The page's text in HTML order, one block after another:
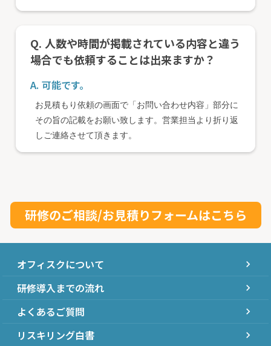
Q. 人数や時間が掲載されている内容と違う
場合でも依頼することは出来ますか？
A. 可能です。
お見積もり依頼の画面で「お問い合わせ内容」部分に
その旨の記載をお願い致します。営業担当より折り返
しご連絡させて頂きます。
研修のご相談/お見積りフォームはこちら
オフィスクについて chevron_right
研修導入までの流れ chevron_right
よくあるご質問 chevron_right
リスキリング白書 chevron_right